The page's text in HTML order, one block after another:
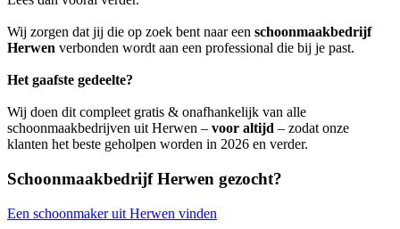
Wij zorgen dat jij die op zoek bent naar een schoonmaakbedrijf
Herwen verbonden wordt aan een professional die bij je past.
Het gaafste gedeelte?
Wij doen dit compleet gratis & onafhankelijk van alle
schoonmaakbedrijven uit Herwen – voor altijd – zodat onze
klanten het beste geholpen worden in 2026 en verder.
Schoonmaakbedrijf Herwen gezocht?
Een schoonmaker uit Herwen vinden